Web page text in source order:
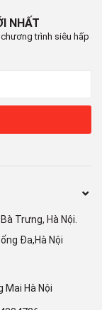
NHẤT
trình siêu hấp
Trưng, Hà Nội.
Đa,Hà Nội
Mai Hà Nội